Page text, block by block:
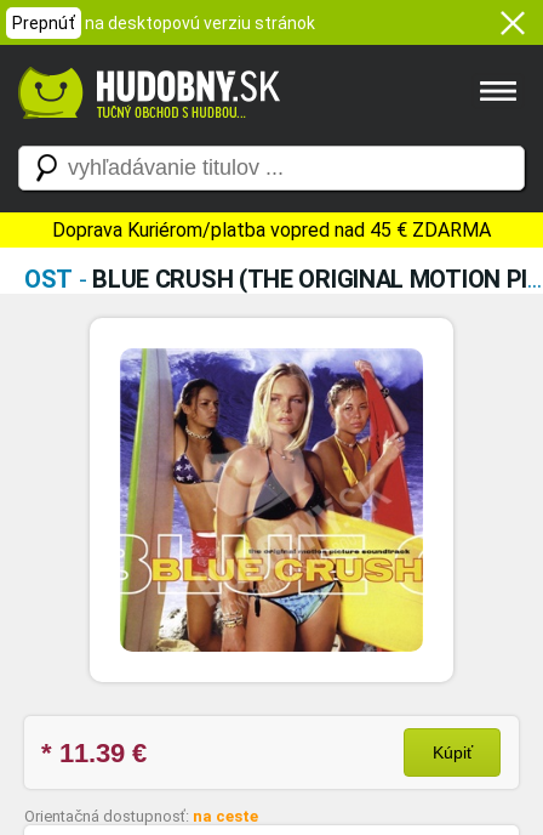
Prepnúť na desktopovú verziu stránok
Doprava Kuriérom/platba vopred nad 45 € ZDARMA
OST - BLUE CRUSH (THE ORIGINAL MOTION PICTURE SOUNDTRACK)
* 11.39 € Kúpiť
Orientačná dostupnosť: na ceste